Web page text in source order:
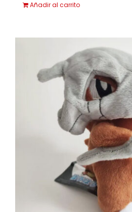
Añadir al carrito